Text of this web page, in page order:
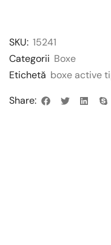
SKU: 15241
Categorii Boxe
Etichetă boxe active
Share: